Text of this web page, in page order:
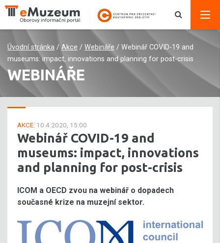
Úvodní stránka / Akce / Webináře / Webinář COVID-19 and
museums: impact, innovations and planning for post-crisis
WEBINÁŘE
AKCE: 10.4.2020, 15:00
Webinář COVID-19 and
museums: impact, innovations
and planning for post-crisis
ICOM a OECD zvou na webinář o dopadech
současné krize na muzejní sektor.